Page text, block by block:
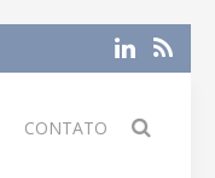
CONTATO